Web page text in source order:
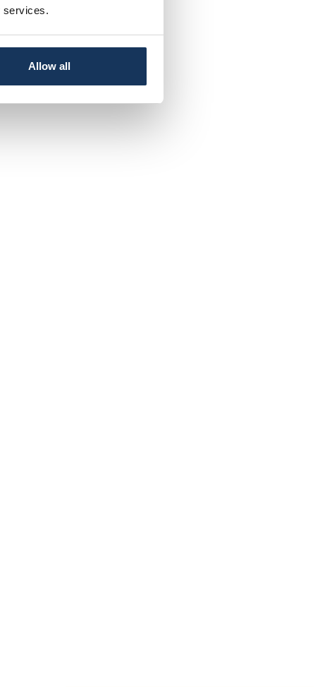
services.
Allow all